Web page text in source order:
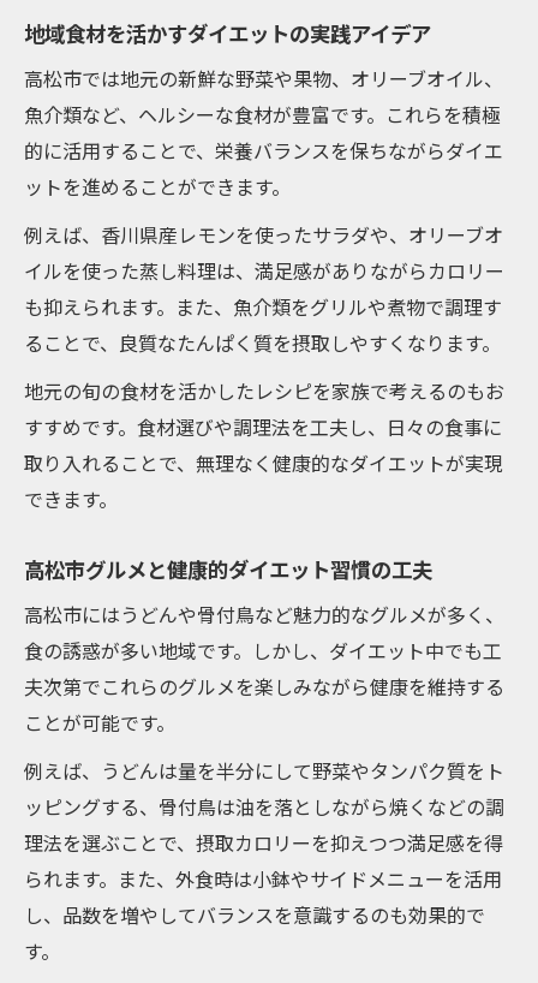
高松市の食文化を活用したヘルシーなダイ
エット
暮らしやすさとダイエットを両立する食習
慣の工夫
ダイエット成功に導く高松市民の食事ポイ
ント
健康寿命を意識したダイエット食生活の実
践法
糖尿病予防に注目したバランス食生活の秘訣
工夫
バランス重視のダイエット食で健康リスク
対策
方
ント
健康を守るためのバランス食とダイエット
実践法
家族全員で取り組むダイエット食習慣の工
夫
ダイエットを家族の健康習慣に取り入れる
方法
地域食材を活かすダイエットの実践アイデア
高松市では地元の新鮮な野菜や果物、オリーブオイル、
魚介類など、ヘルシーな食材が豊富です。これらを積極
的に活用することで、栄養バランスを保ちながらダイエ
ットを進めることができます。
例えば、香川県産レモンを使ったサラダや、オリーブオ
イルを使った蒸し料理は、満足感がありながらカロリー
も抑えられます。また、魚介類をグリルや煮物で調理す
ることで、良質なたんぱく質を摂取しやすくなります。
地元の旬の食材を活かしたレシピを家族で考えるのもお
すすめです。食材選びや調理法を工夫し、日々の食事に
取り入れることで、無理なく健康的なダイエットが実現
できます。
高松市グルメと健康的ダイエット習慣の工夫
高松市にはうどんや骨付鳥など魅力的なグルメが多く、
食の誘惑が多い地域です。しかし、ダイエット中でも工
夫次第でこれらのグルメを楽しみながら健康を維持する
ことが可能です。
例えば、うどんは量を半分にして野菜やタンパク質をト
ッピングする、骨付鳥は油を落としながら焼くなどの調
理法を選ぶことで、摂取カロリーを抑えつつ満足感を得
られます。また、外食時は小鉢やサイドメニューを活用
し、品数を増やしてバランスを意識するのも効果的で
す。